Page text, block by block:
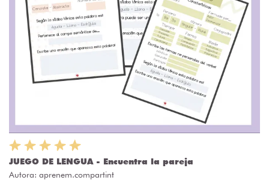
JUEGO DE LENGUA - Encuentra la pareja
Autora: aprenem.compartint